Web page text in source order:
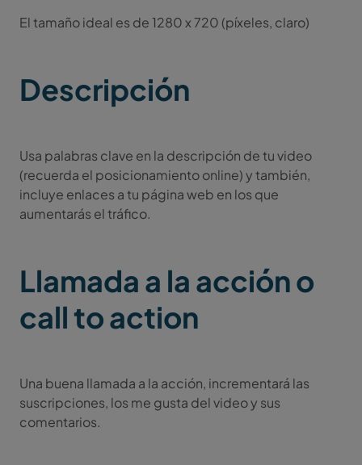
El tamaño ideal es de 1280 x 720 (píxeles, claro)
Descripción
Usa palabras clave en la descripción de tu video
(recuerda el posicionamiento online) y también,
incluye enlaces a tu página web en los que
aumentarás el tráfico.
Llamada a la acción o
call to action
Una buena llamada a la acción, incrementará las
suscripciones, los me gusta del video y sus
comentarios.